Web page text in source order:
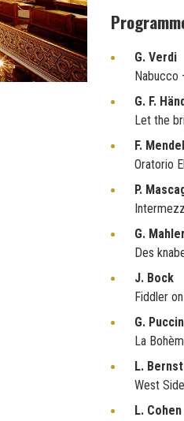
G. Verdi
Nabucco
G. F.
Let the
F.
Oratorio
P.
G. Mahler
Des
J. Bock
Fiddler
G.
La
L.
West
L. Cohen